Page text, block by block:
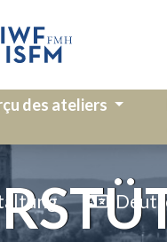
des ateliers